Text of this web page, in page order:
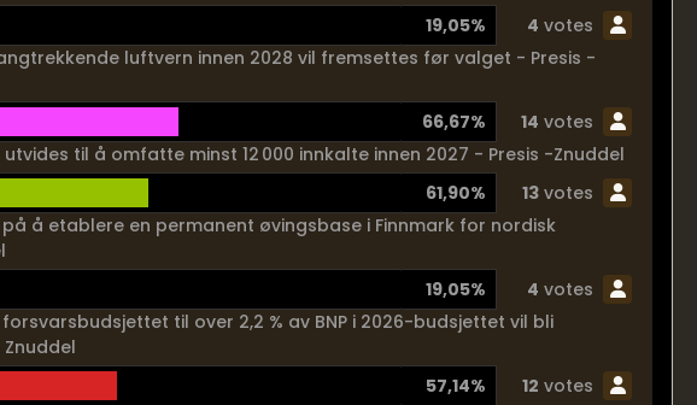
19,05%
4 votes
luftvern innen 2028 vil fremsettes før valget - Presis -
66,67%
14 votes
til å omfatte minst 12 000 innkalte innen 2027 - Presis -Znuddel
61,90%
13 votes
å etablere en permanent øvingsbase i Finnmark for nordisk
19,05%
4 votes
til over 2,2 % av BNP i 2026-budsjettet vil bli
57,14%
12 votes